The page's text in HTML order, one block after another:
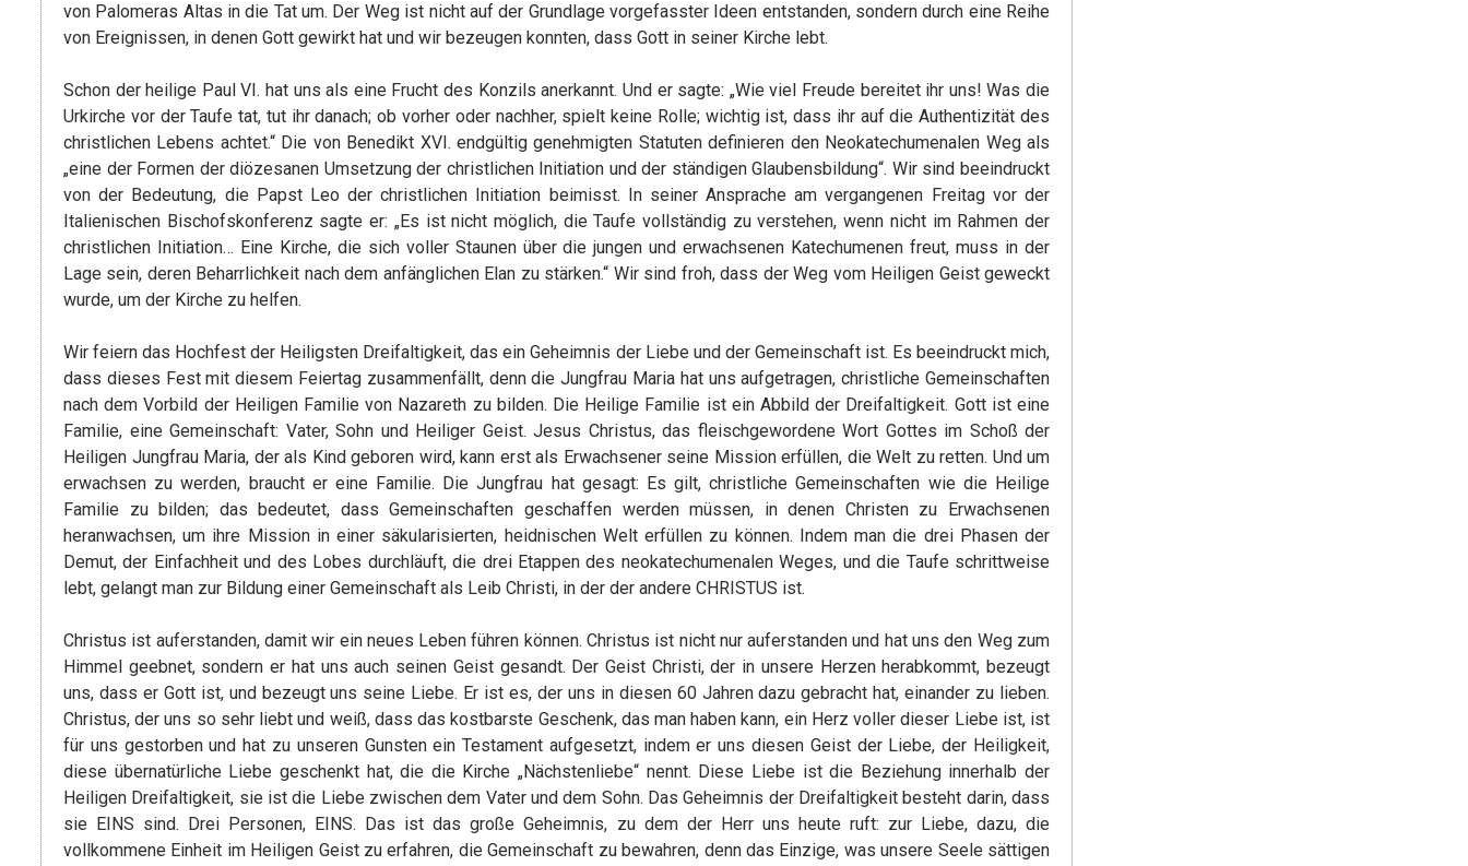
von Palomeras Altas in die Tat um. Der Weg ist nicht auf der Grundlage vorgefasster Ideen entstanden, sondern durch eine Reihe
von Ereignissen, in denen Gott gewirkt hat und wir bezeugen konnten, dass Gott in seiner Kirche lebt.
Schon der heilige Paul VI. hat uns als eine Frucht des Konzils anerkannt. Und er sagte: „Wie viel Freude bereitet ihr uns! Was die
Urkirche vor der Taufe tat, tut ihr danach; ob vorher oder nachher, spielt keine Rolle; wichtig ist, dass ihr auf die Authentizität des
christlichen Lebens achtet.“ Die von Benedikt XVI. endgültig genehmigten Statuten definieren den Neokatechumenalen Weg als
„eine der Formen der diözesanen Umsetzung der christlichen Initiation und der ständigen Glaubensbildung“. Wir sind beeindruckt
von der Bedeutung, die Papst Leo der christlichen Initiation beimisst. In seiner Ansprache am vergangenen Freitag vor der
Italienischen Bischofskonferenz sagte er: „Es ist nicht möglich, die Taufe vollständig zu verstehen, wenn nicht im Rahmen der
christlichen Initiation… Eine Kirche, die sich voller Staunen über die jungen und erwachsenen Katechumenen freut, muss in der
Lage sein, deren Beharrlichkeit nach dem anfänglichen Elan zu stärken.“ Wir sind froh, dass der Weg vom Heiligen Geist geweckt
wurde, um der Kirche zu helfen.
Wir feiern das Hochfest der Heiligsten Dreifaltigkeit, das ein Geheimnis der Liebe und der Gemeinschaft ist. Es beeindruckt mich,
dass dieses Fest mit diesem Feiertag zusammenfällt, denn die Jungfrau Maria hat uns aufgetragen, christliche Gemeinschaften
nach dem Vorbild der Heiligen Familie von Nazareth zu bilden. Die Heilige Familie ist ein Abbild der Dreifaltigkeit. Gott ist eine
Familie, eine Gemeinschaft: Vater, Sohn und Heiliger Geist. Jesus Christus, das fleischgewordene Wort Gottes im Schoß der
Heiligen Jungfrau Maria, der als Kind geboren wird, kann erst als Erwachsener seine Mission erfüllen, die Welt zu retten. Und um
erwachsen zu werden, braucht er eine Familie. Die Jungfrau hat gesagt: Es gilt, christliche Gemeinschaften wie die Heilige
Familie zu bilden; das bedeutet, dass Gemeinschaften geschaffen werden müssen, in denen Christen zu Erwachsenen
heranwachsen, um ihre Mission in einer säkularisierten, heidnischen Welt erfüllen zu können. Indem man die drei Phasen der
Demut, der Einfachheit und des Lobes durchläuft, die drei Etappen des neokatechumenalen Weges, und die Taufe schrittweise
lebt, gelangt man zur Bildung einer Gemeinschaft als Leib Christi, in der der andere CHRISTUS ist.
Christus ist auferstanden, damit wir ein neues Leben führen können. Christus ist nicht nur auferstanden und hat uns den Weg zum
Himmel geebnet, sondern er hat uns auch seinen Geist gesandt. Der Geist Christi, der in unsere Herzen herabkommt, bezeugt
uns, dass er Gott ist, und bezeugt uns seine Liebe. Er ist es, der uns in diesen 60 Jahren dazu gebracht hat, einander zu lieben.
Christus, der uns so sehr liebt und weiß, dass das kostbarste Geschenk, das man haben kann, ein Herz voller dieser Liebe ist, ist
für uns gestorben und hat zu unseren Gunsten ein Testament aufgesetzt, indem er uns diesen Geist der Liebe, der Heiligkeit,
diese übernatürliche Liebe geschenkt hat, die die Kirche „Nächstenliebe“ nennt. Diese Liebe ist die Beziehung innerhalb der
Heiligen Dreifaltigkeit, sie ist die Liebe zwischen dem Vater und dem Sohn. Das Geheimnis der Dreifaltigkeit besteht darin, dass
sie EINS sind. Drei Personen, EINS. Das ist das große Geheimnis, zu dem der Herr uns heute ruft: zur Liebe, dazu, die
vollkommene Einheit im Heiligen Geist zu erfahren, die Gemeinschaft zu bewahren, denn das Einzige, was unsere Seele sättigen